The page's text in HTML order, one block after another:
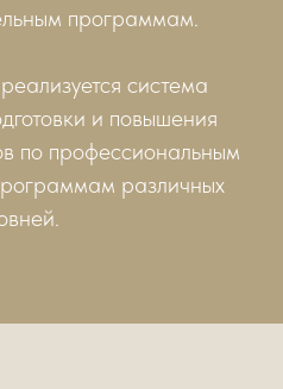
программам.
система
и повышения
по профессиональным
различных